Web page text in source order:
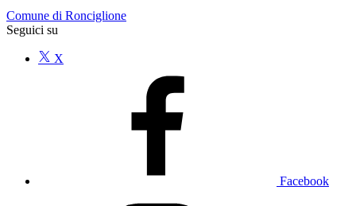
Comune di Ronciglione
Seguici su
X
Facebook